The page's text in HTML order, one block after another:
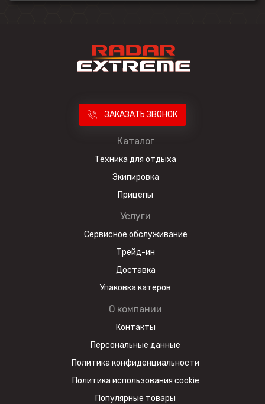
ЗАКАЗАТЬ ЗВОНОК
Каталог
Техника для отдыха
Экипировка
Прицепы
Услуги
Сервисное обслуживание
Трейд-ин
Доставка
Упаковка катеров
О компании
Контакты
Персональные данные
Политика конфиденциальности
Политика использования cookie
Популярные товары